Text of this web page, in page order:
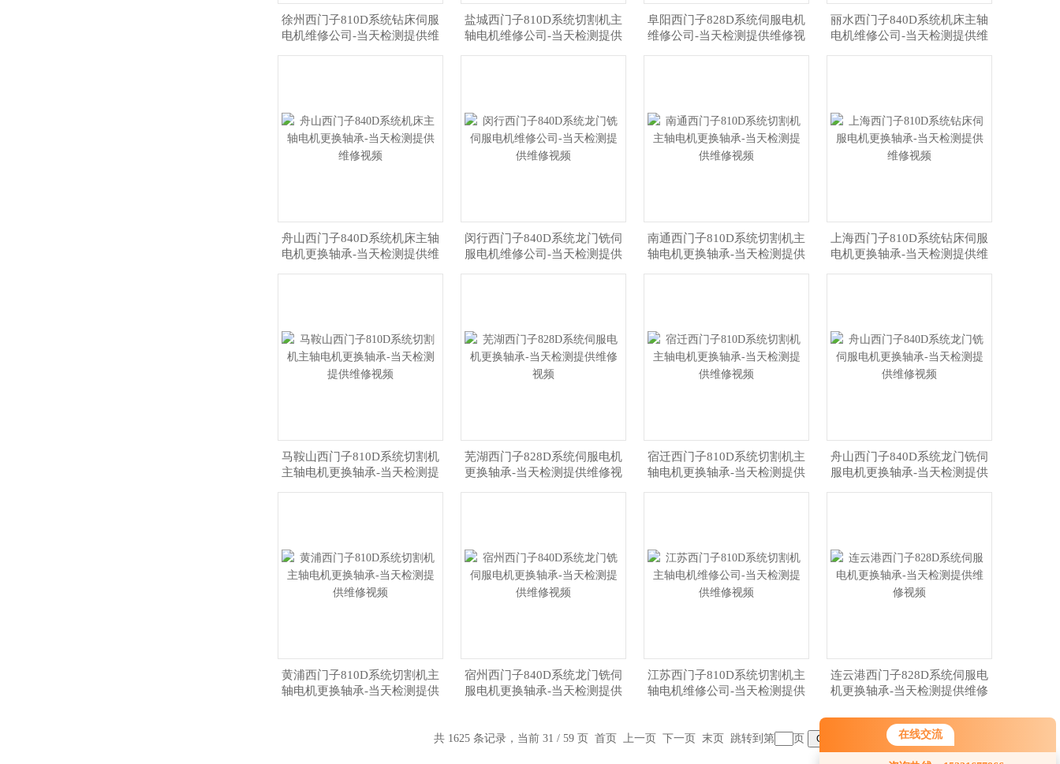
在线交流
您好！欢迎前来咨询，很高兴为您
徐州西门子810D系统钻床伺服
电机维修公司-当天检测提供维
盐城西门子810D系统切割机主
轴电机维修公司-当天检测提供
阜阳西门子828D系统伺服电机
维修公司-当天检测提供维修视
丽水西门子840D系统机床主轴
电机维修公司-当天检测提供维
舟山西门子840D系统机床主轴
电机更换轴承-当天检测提供维
闵行西门子840D系统龙门铣伺
服电机维修公司-当天检测提供
南通西门子810D系统切割机主
轴电机更换轴承-当天检测提供
上海西门子810D系统钻床伺服
电机更换轴承-当天检测提供维
马鞍山西门子810D系统切割机
主轴电机更换轴承-当天检测提
芜湖西门子828D系统伺服电机
更换轴承-当天检测提供维修视
宿迁西门子810D系统切割机主
轴电机更换轴承-当天检测提供
舟山西门子840D系统龙门铣伺
服电机更换轴承-当天检测提供
黄浦西门子810D系统切割机主
轴电机更换轴承-当天检测提供
宿州西门子840D系统龙门铣伺
服电机更换轴承-当天检测提供
江苏西门子810D系统切割机主
轴电机维修公司-当天检测提供
连云港西门子828D系统伺服电
机更换轴承-当天检测提供维修
共 1625 条记录，当前 31 / 59 页 首页 上一页 下一页 末页 跳转到第 页